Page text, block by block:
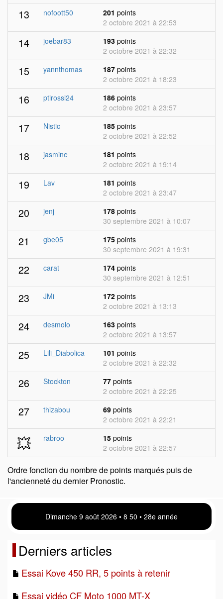
13 nofoott50 201 points
2 octobre 2021 à 22:53
14 joebar83 193 points
2 octobre 2021 à 22:32
15 yannthomas 187 points
2 octobre 2021 à 18:23
16 ptirossi24 186 points
2 octobre 2021 à 23:57
17 Nistic 185 points
2 octobre 2021 à 22:52
18 jasmine 181 points
2 octobre 2021 à 19:14
19 Lav 181 points
2 octobre 2021 à 23:47
20 jenj 178 points
30 septembre 2021 à 10:07
21 gbe05 175 points
30 septembre 2021 à 19:31
22 carat 174 points
30 septembre 2021 à 12:51
23 JMi 172 points
2 octobre 2021 à 13:13
24 desmolo 163 points
2 octobre 2021 à 13:57
25 Lili_Diabolica 101 points
2 octobre 2021 à 22:32
26 Stockton 77 points
2 octobre 2021 à 22:25
27 thizabou 69 points
2 octobre 2021 à 22:21
💥 rabroo 15 points
2 octobre 2021 à 22:57
Ordre fonction du nombre de points marqués puis de
l'ancienneté du dernier Pronostic.
Dimanche 9 août 2026 • 8:50 • 28e année
Derniers articles
Essai Kove 450 RR, 5 points à retenir
Essai vidéo CF Moto 1000 MT-X